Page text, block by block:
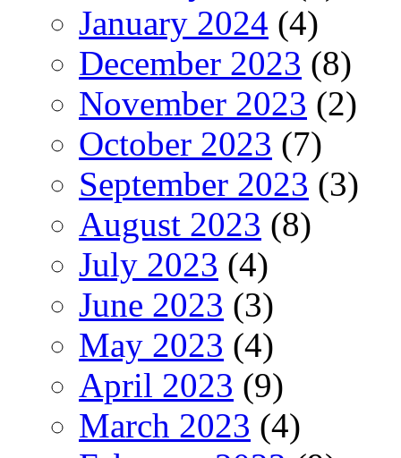
January 2024 (4)
December 2023 (8)
November 2023 (2)
October 2023 (7)
September 2023 (3)
August 2023 (8)
July 2023 (4)
June 2023 (3)
May 2023 (4)
April 2023 (9)
March 2023 (4)